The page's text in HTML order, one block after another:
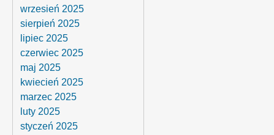
wrzesień 2025
sierpień 2025
lipiec 2025
czerwiec 2025
maj 2025
kwiecień 2025
marzec 2025
luty 2025
styczeń 2025